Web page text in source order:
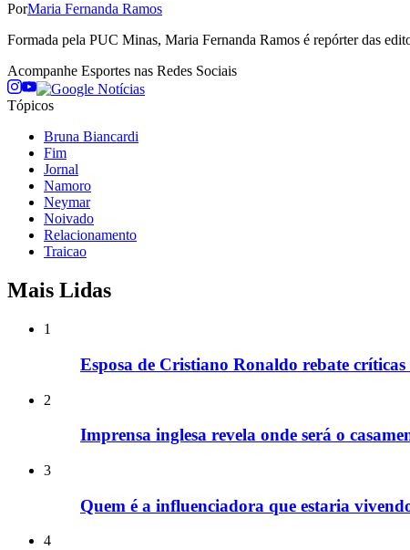
PorMaria Fernanda Ramos
Formada pela PUC Minas, Maria Fernanda Ramos é repórter das
Acompanhe Esportes nas Redes Sociais
Tópicos
Bruna Biancardi
Fim
Jornal
Namoro
Neymar
Noivado
Relacionamento
Traicao
Mais Lidas
1
Esposa de Cristiano Ronaldo rebate
2
Imprensa inglesa revela onde será o
3
Quem é a influenciadora que estaria
4